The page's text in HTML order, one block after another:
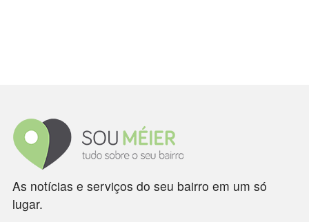
As notícias e serviços do seu bairro em um só
lugar.